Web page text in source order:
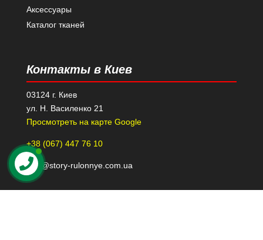
Аксессуары
Каталог тканей
Контакты в Киев
03124 г. Киев
ул. Н. Василенко 21
Просмотреть на карте Google
+38 (067) 447 76 10
kiev@story-rulonnye.com.ua